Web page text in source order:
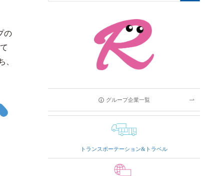
の
、
グループ企業一覧
トランスポーテーション&トラベル